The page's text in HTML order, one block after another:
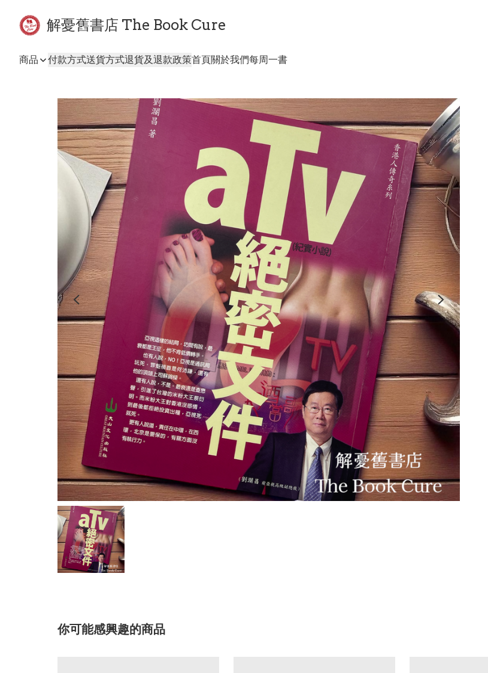
解憂舊書店 The Book Cure
商品 付款方式送貨方式退貨及退款政策首頁關於我們每周一書
你可能感興趣的商品